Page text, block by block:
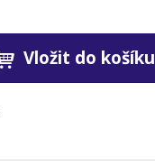
Vložit do košíku